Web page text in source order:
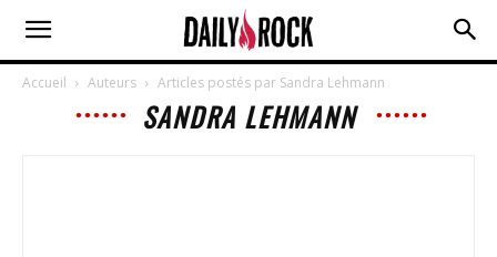
Accueil Auteurs Articles postés par Sandra Lehmann
SANDRA LEHMANN